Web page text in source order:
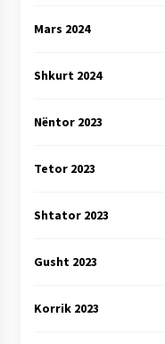
Mars 2024
Shkurt 2024
Nëntor 2023
Tetor 2023
Shtator 2023
Gusht 2023
Korrik 2023